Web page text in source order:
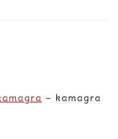
– kamagra